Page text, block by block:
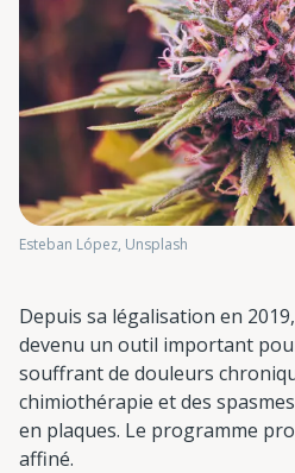
Esteban López, Unsplash
Depuis sa légalisation en
devenu un outil important
souffrant de douleurs
chimiothérapie et des
en plaques. Le programme
affiné.